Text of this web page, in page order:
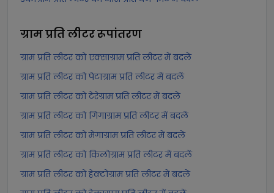
ग्राम प्रति लीटररूपांतरण
ग्राम प्रति लीटर को एक्साग्राम प्रति लीटर में बदलें
ग्राम प्रति लीटर को पेटाग्राम प्रति लीटर में बदलें
ग्राम प्रति लीटर को टेरेग्राम प्रति लीटर में बदलें
ग्राम प्रति लीटर को गिगाग्राम प्रति लीटर में बदलें
ग्राम प्रति लीटर को मेगाग्राम प्रति लीटर में बदलें
ग्राम प्रति लीटर को किलोग्राम प्रति लीटर में बदलें
ग्राम प्रति लीटर को हेक्टोग्राम प्रति लीटर में बदलें